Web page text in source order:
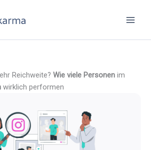
Reichweite? Wie viele Personen im
wirklich performen